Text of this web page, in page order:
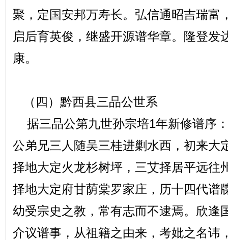
聚，定国安邦万寿长。弘信通昭吉瑞富
启后育英俊，继盛开源谱华章。隆登发
康。
（四）黔西县三品公世系
据三品公第九世孙宗培1年新修谱序
公弟兄三人随吴三桂进剿水西，初来大
择地大定火龙杉树坪，三艾择居平远往
择地大定府甘荫棠罗家庄，历十四代谱
幼受宗史之教，常有志而不逮焉。欣逢
介议谱事，从祖籍之由来，考妣之名讳